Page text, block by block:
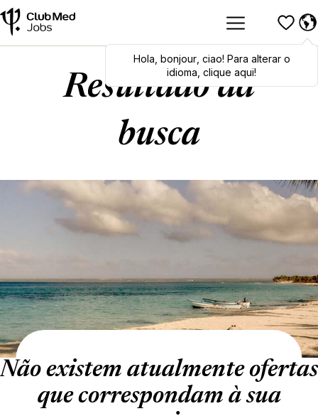
Hola,bonjour,ciao! To switch
languages, click here!
Hola bonjour, ciao! Para alterar o
idioma, clique aqui!
Resultado da
busca
Não existem atualmente ofertas
que correspondam à sua